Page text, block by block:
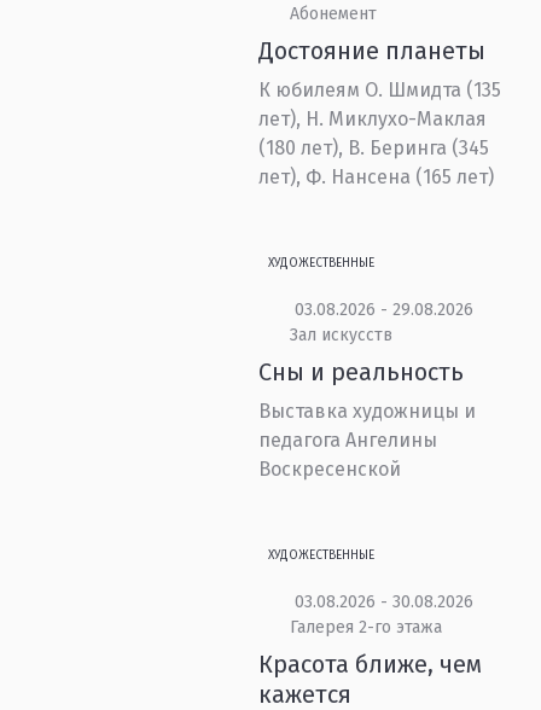
Абонемент
Достояние планеты
К юбилеям О. Шмидта (135
лет), Н. Миклухо-Маклая
(180 лет), В. Беринга (345
лет), Ф. Нансена (165 лет)
ХУДОЖЕСТВЕННЫЕ
03.08.2026 - 29.08.2026
Зал искусств
Сны и реальность
Выставка художницы и
педагога Ангелины
Воскресенской
ХУДОЖЕСТВЕННЫЕ
03.08.2026 - 30.08.2026
Галерея 2-го этажа
Красота ближе, чем
кажется